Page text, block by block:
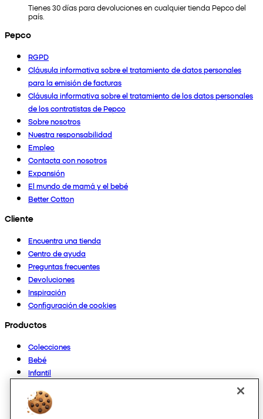
Tienes 30 días para devoluciones en cualquier tienda Pepco del
país.
Pepco
RGPD
Cláusula informativa sobre el tratamiento de datos personales
para la emisión de facturas
Cláusula informativa sobre el tratamiento de los datos personales
de los contratistas de Pepco
Sobre nosotros
Nuestra responsabilidad
Empleo
Contacta con nosotros
Expansión
El mundo de mamá y el bebé
Better Cotton
Cliente
Encuentra una tienda
Centro de ayuda
Preguntas frecuentes
Devoluciones
Inspiración
Configuración de cookies
Productos
Colecciones
Bebé
Infantil
Mujer
Hombre